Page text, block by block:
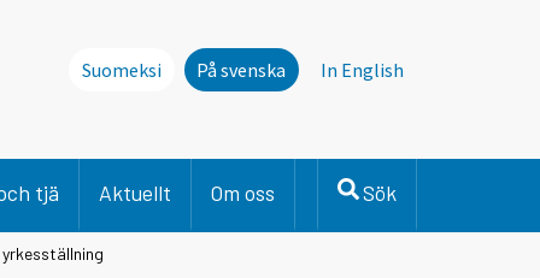
Suomeksi På svenska In English
tjä Aktuellt Om oss Sök